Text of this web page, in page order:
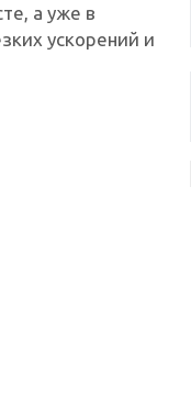
а уже в
ускорений и